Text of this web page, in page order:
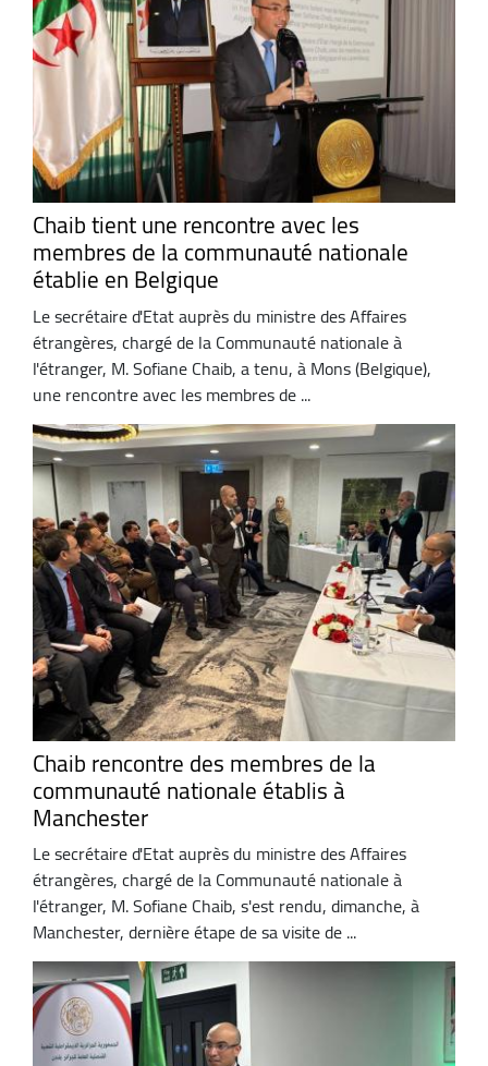
Chaib tient une rencontre avec les
membres de la communauté nationale
établie en Belgique
Le secrétaire d'Etat auprès du ministre des Affaires
étrangères, chargé de la Communauté nationale à
l'étranger, M. Sofiane Chaib, a tenu, à Mons (Belgique),
une rencontre avec les membres de ...
Chaib rencontre des membres de la
communauté nationale établis à
Manchester
Le secrétaire d'Etat auprès du ministre des Affaires
étrangères, chargé de la Communauté nationale à
l'étranger, M. Sofiane Chaib, s'est rendu, dimanche, à
Manchester, dernière étape de sa visite de ...